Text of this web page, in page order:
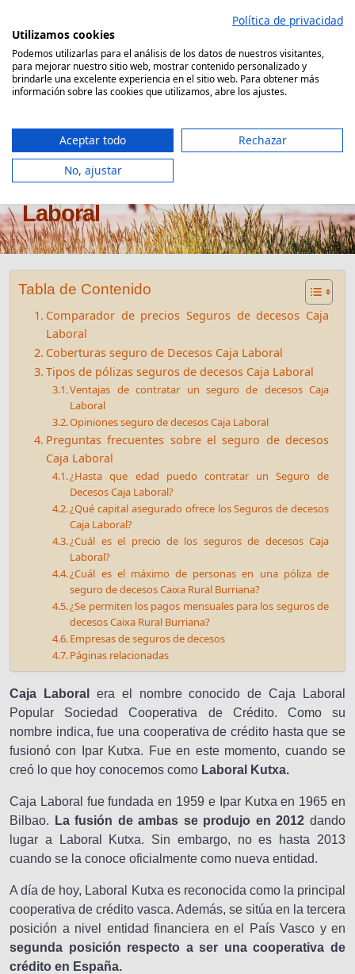
contenido
Comparador Seguro Decesos
Seguro de decesos Caja
Laboral
Tabla de Contenido
Comparador de precios Seguros de decesos Caja
Laboral
Coberturas seguro de Decesos Caja Laboral
Tipos de pólizas seguros de decesos Caja Laboral
Ventajas de contratar un seguro de decesos Caja
Laboral
Opiniones seguro de decesos Caja Laboral
Preguntas frecuentes sobre el seguro de decesos
Caja Laboral
¿Hasta que edad puedo contratar un Seguro de
Decesos Caja Laboral?
¿Qué capital asegurado ofrece los Seguros de decesos
Caja Laboral?
¿Cuál es el precio de los seguros de decesos Caja
Laboral?
¿Cuál es el máximo de personas en una póliza de
seguro de decesos Caixa Rural Burriana?
¿Se permiten los pagos mensuales para los seguros de
decesos Caixa Rural Burriana?
Empresas de seguros de decesos
Páginas relacionadas
Caja Laboral
era el nombre conocido de Caja Laboral
Popular Sociedad Cooperativa de Crédito. Como su
nombre indica, fue una cooperativa de crédito hasta que se
fusionó con Ipar Kutxa. Fue en este momento, cuando se
creó lo que hoy conocemos como Laboral Kutxa.
Caja Laboral fue fundada en 1959 e Ipar Kutxa en 1965 en
Bilbao.
La fusión de ambas se produjo en 2012 dando
lugar a Laboral Kutxa. Sin embargo, no es hasta 2013
cuando se la conoce oficialmente como nueva entidad.
A día de hoy, Laboral Kutxa es reconocida como la principal
cooperativa de crédito vasca. Además, se sitúa en la tercera
posición a nivel entidad financiera en el País Vasco y en
segunda posición respecto a ser una cooperativa de
crédito en España.
Política de privacidad
Utilizamos cookies
Podemos utilizarlas para el análisis de los datos de nuestros visitantes,
para mejorar nuestro sitio web, mostrar contenido personalizado y
brindarle una excelente experiencia en el sitio web. Para obtener más
información sobre las cookies que utilizamos, abre los ajustes.
Aceptar todo
Rechazar
No, ajustar